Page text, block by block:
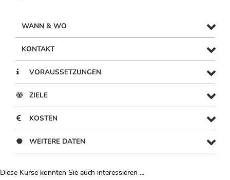
WANN & WO
KONTAKT
VORAUSSETZUNGEN
ZIELE
KOSTEN
WEITERE DATEN
Diese Kurse könnten Sie auch interessieren ...